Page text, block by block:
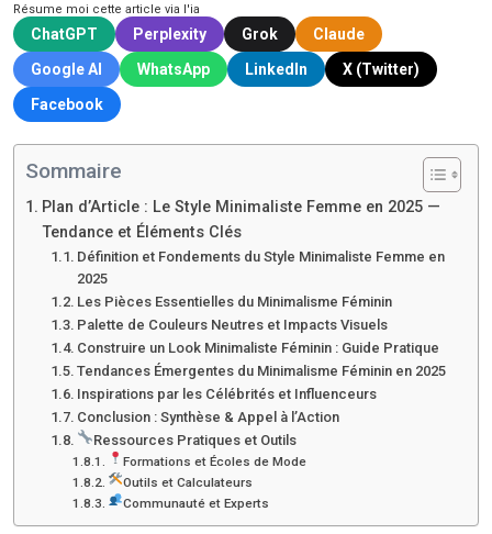
Résume moi cette article via l'ia
ChatGPT Perplexity Grok
Claude
Google AI
WhatsApp LinkedIn
X (Twitter)
Facebook
Sommaire
Plan d’Article : Le Style Minimaliste Femme en 2025 —
Tendance et Éléments Clés
Définition et Fondements du Style Minimaliste Femme en
2025
Les Pièces Essentielles du Minimalisme Féminin
Palette de Couleurs Neutres et Impacts Visuels
Construire un Look Minimaliste Féminin : Guide Pratique
Tendances Émergentes du Minimalisme Féminin en 2025
Inspirations par les Célébrités et Influenceurs
Conclusion : Synthèse & Appel à l’Action
Ressources Pratiques et Outils
Formations et Écoles de Mode
Outils et Calculateurs
Communauté et Experts